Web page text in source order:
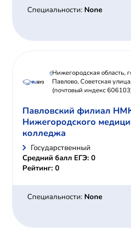
Специальности: None
Нижегородская область,
Павлово, Советская
(почтовый индекс
Павловский филиал
Нижегородского
колледжа
Государственный
Средний балл ЕГЭ: 0
Рейтинг: 0
Специальности: None